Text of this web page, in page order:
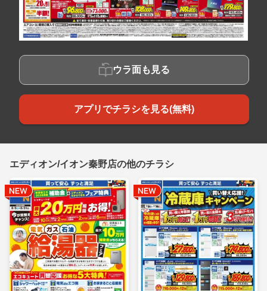
ウラ面も見る
アプリでチラシを見る(無料)
エディオン/イオン秦野店の他のチラシ